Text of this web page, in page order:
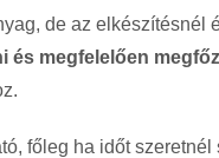
de az elkészítésnél
és megfelelően
főleg ha időt